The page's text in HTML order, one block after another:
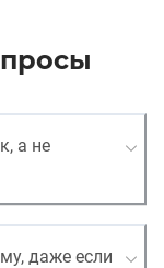
а не
даже если